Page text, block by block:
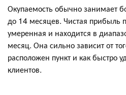
Окупаемость обычно занимает
до 14 месяцев. Чистая прибыль
умеренная и находится в
месяц. Она сильно зависит от
расположен пункт и как быстро
клиентов.